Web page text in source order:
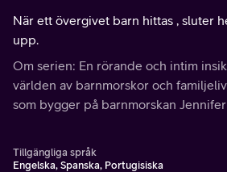
När ett övergivet barn hittas , sluter
upp.
Om serien: En rörande och intim
världen av barnmorskor och
som bygger på barnmorskan
Tillgängliga språk
Engelska, Spanska, Portugisiska